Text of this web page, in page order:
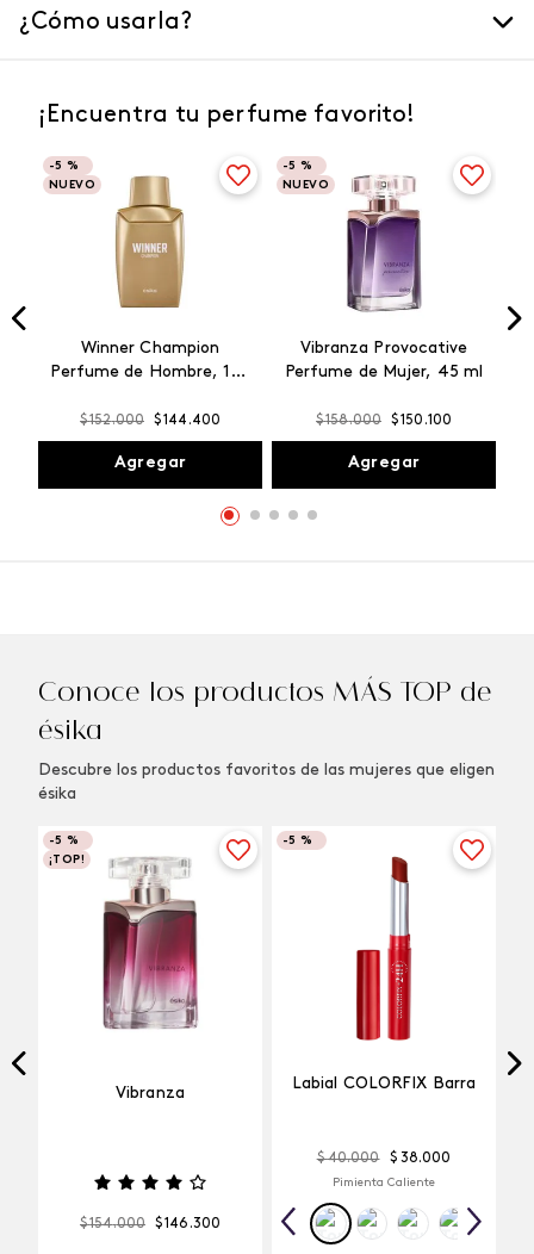
¿Cómo usarla?
¡Encuentra tu perfume favorito!
-5 %
NUEVO
Winner Champion
Perfume de Hombre, 100
$152.000 $144 .400
Agregar
-5 %
NUEVO
Vibranza Provocative
Perfume de Mujer, 45 ml
$158.000 $150 .100
Agregar
Conoce los productos MÁS TOP de
ésika
Descubre los productos favoritos de las mujeres que eligen
ésika
-5 %
¡TOP!
Vibranza
$154.000 $146 .300
-5 %
Labial COLORFIX Barra
$ 40.000 $ 38.000
Pimienta Caliente